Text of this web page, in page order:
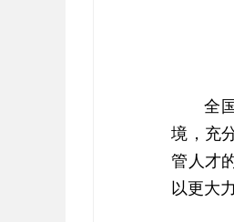
全
境，充
管人才
以更大